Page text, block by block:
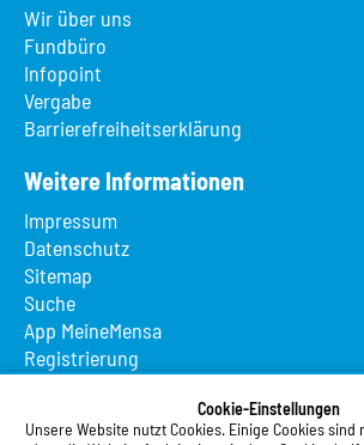
Cookie-Einstellungen
Unsere Website nutzt Cookies. Einige Cookies sind
Wir über uns
Fundbüro
Infopoint
Vergabe
Barrierefreiheitserklärung
Weitere Informationen
Impressum
Datenschutz
Sitemap
Suche
App MeineMensa
Registrierung
Studierendenwerk Vorderpfalz